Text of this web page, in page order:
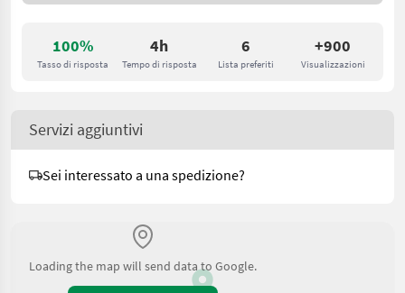
100%
Tasso di risposta
4h
Tempo di risposta
6
Lista preferiti
+900
Visualizzazioni
Servizi aggiuntivi
Sei interessato a una spedizione?
Loading the map will send data to Google.